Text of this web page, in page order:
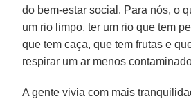
do bem-estar social. Para nós, o
um rio limpo, ter um rio que tem
que tem caça, que tem frutas e
respirar um ar menos
A gente vivia com mais